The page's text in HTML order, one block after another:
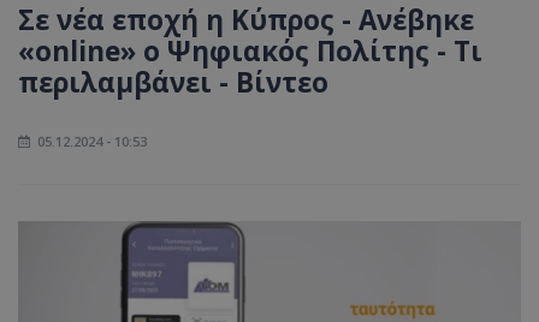
Σε νέα εποχή η Κύπρος - Ανέβηκε
«online» ο Ψηφιακός Πολίτης - Τι
περιλαμβάνει - Βίντεο
05.12.2024 - 10:53